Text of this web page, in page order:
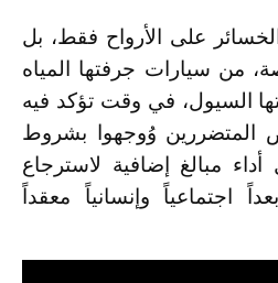
على الأرواح فقط، بل
من سيارات جرفتها المياه
السيول، في وقت تؤكد فيه
المتضررين وُوجهوا بشروط
مبالغ إضافية لاسترجاع
اجتماعياً وإنسانياً معقداً